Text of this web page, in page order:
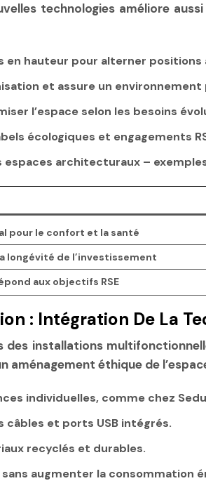
technologies améliore
en hauteur pour alterner
et assure un environnement
l’espace selon les besoins
écologiques et engagements
espaces architecturaux –
pour le confort et la santé
longévité de l’investissement
aux objectifs RSE
: Intégration De La
des installations
éthique de
individuelles, comme chez
câbles et ports USB intégrés.
recyclés et durables.
augmenter la consommation